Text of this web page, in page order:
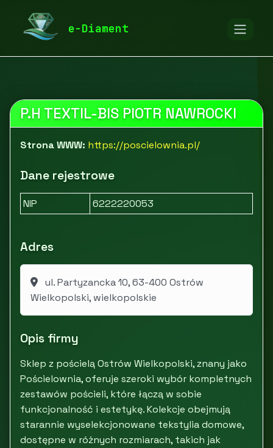
e-Diament
diamentspa.pl
Tekstylia i pozostałe wyposażenie
P.H TEXTIL-BIS PIOTR NAWROCKI
Strona WWW: https://poscielownia.pl/
Dane rejestrowe
NIP 6222220053
Adres
ul. Partyzancka 10, 63-400 Ostrów
Wielkopolski, wielkopolskie
Opis firmy
Sklep z pościelą Ostrów Wielkopolski, znany jako
Pościelownia, oferuje szeroki wybór kompletnych
zestawów pościeli, które łączą w sobie
funkcjonalność i estetykę. Kolekcje obejmują
starannie wyselekcjonowane tekstylia domowe,
dostępne w różnych rozmiarach, takich jak